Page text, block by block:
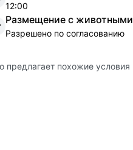
12:00
Размещение с животными
Разрешено по согласованию
похожие условия